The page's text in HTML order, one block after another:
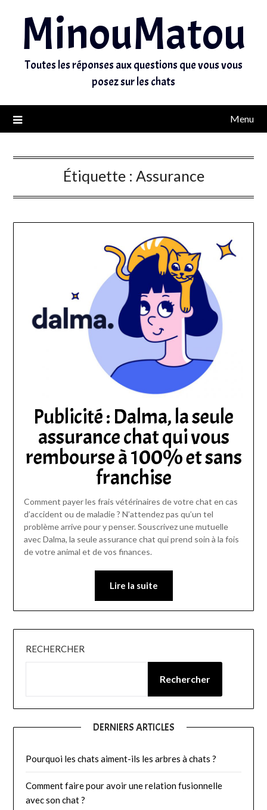
MinouMatou
Toutes les réponses aux questions que vous vous
posez sur les chats
Menu
Étiquette : Assurance
Publicité : Dalma, la seule
assurance chat qui vous
rembourse à 100% et sans
franchise
Comment payer les frais vétérinaires de votre chat en cas
d’accident ou de maladie ? N’attendez pas qu’un tel
problème arrive pour y penser. Souscrivez une mutuelle
avec Dalma, la seule assurance chat qui prend soin à la fois
de votre animal et de vos finances.
Lire la suite
RECHERCHER
Rechercher
DERNIERS ARTICLES
Pourquoi les chats aiment-ils les arbres à chats ?
Comment faire pour avoir une relation fusionnelle
avec son chat ?